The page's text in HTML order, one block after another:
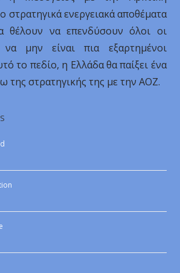
στρατηγικά ενεργειακά αποθέματα
θέλουν να επενδύσουν όλοι οι
να μην είναι πια εξαρτημένοι
το πεδίο, η Ελλάδα θα παίξει ένα
της στρατηγικής της με την ΑΟΖ.